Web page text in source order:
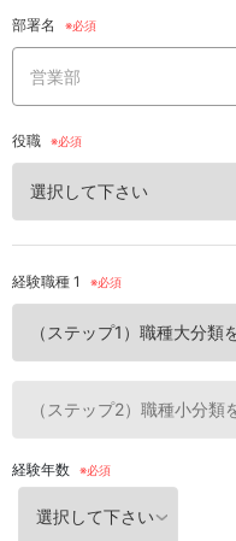
部署名
役職
経験職種 1
経験年数